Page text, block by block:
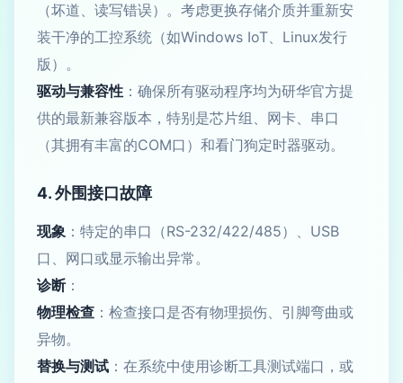
（坏道、读写错误）。考虑更换存储介质并重新安
装干净的工控系统（如Windows IoT、Linux发行
版）。
驱动与兼容性 ：确保所有驱动程序均为研华官方提
供的最新兼容版本，特别是芯片组、网卡、串口
（其拥有丰富的COM口）和看门狗定时器驱动。
4. 外围接口故障
现象 ：特定的串口（RS-232/422/485）、USB
口、网口或显示输出异常。
诊断 ：
物理检查 ：检查接口是否有物理损伤、引脚弯曲或
异物。
替换与测试 ：在系统中使用诊断工具测试端口，或